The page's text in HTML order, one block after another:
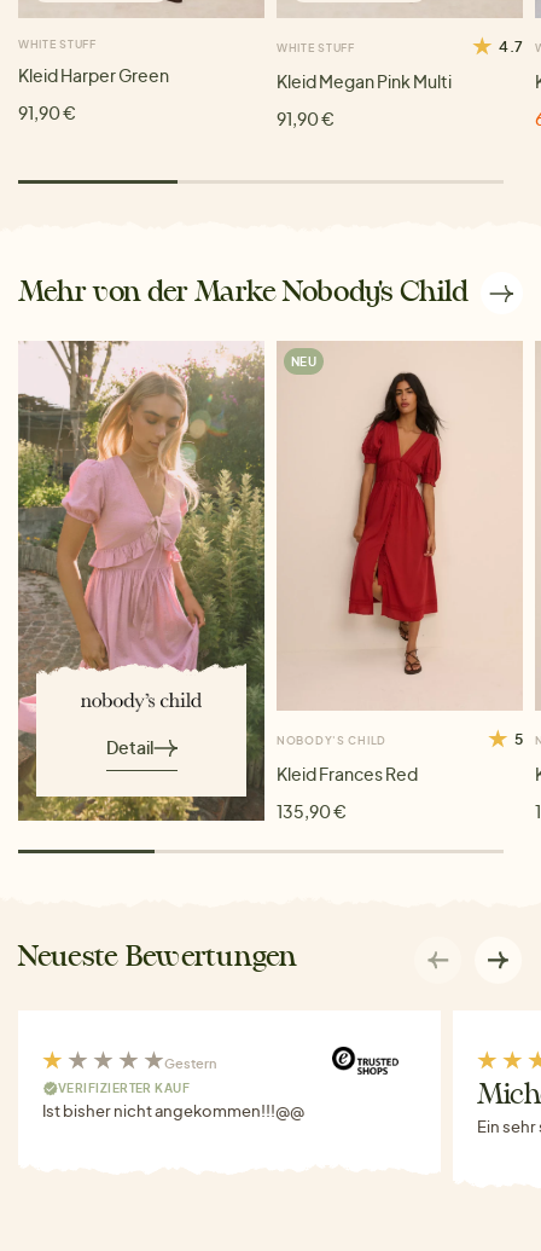
WHITE STUFF
Kleid Harper Green
91,90 €
WHITE STUFF 4.7
Kleid Megan Pink Multi
91,90 €
Mehr von der Marke Nobody's Child
Detail
NEU
NOBODY'S CHILD 5
Kleid Frances Red
135,90 €
Neueste Bewertungen
Gestern
VERIFIZIERTER KAUF
Ist bisher nicht angekommen!!!@@
Ein